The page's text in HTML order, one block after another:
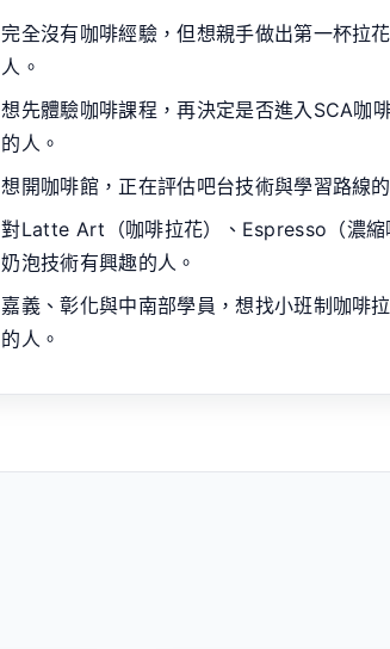
完全沒有咖啡經驗，但想親手做出第一杯拉
人。
想先體驗咖啡課程，再決定是否進入SCA咖
的人。
想開咖啡館，正在評估吧台技術與學習路線的
對Latte Art（咖啡拉花）、Espresso（濃縮
奶泡技術有興趣的人。
嘉義、彰化與中南部學員，想找小班制咖啡
的人。